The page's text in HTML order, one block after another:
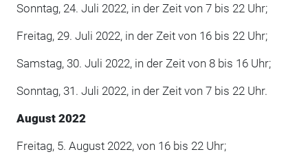
Sonntag, 24. Juli 2022, in der Zeit von 7 bis 22 Uhr;
Freitag, 29. Juli 2022, in der Zeit von 16 bis 22 Uhr;
Samstag, 30. Juli 2022, in der Zeit von 8 bis 16 Uhr;
Sonntag, 31. Juli 2022, in der Zeit von 7 bis 22 Uhr.
August 2022
Freitag, 5. August 2022, von 16 bis 22 Uhr;